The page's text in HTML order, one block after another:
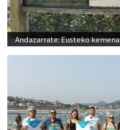
Andazarrate: Eusteko kemena